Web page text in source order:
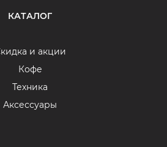
КАТАЛОГ
и акции
Кофе
Техника
Аксессуары